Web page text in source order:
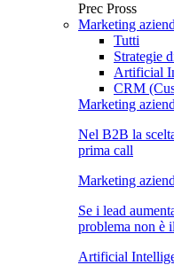
Prec Pross
Marketing
Tutti
Strategie
Artificial
CRM
Marketing
Nel B2B la
prima call
Marketing
Se i lead
problema non è
Artificial